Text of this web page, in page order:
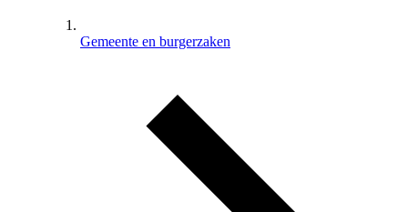
Gemeente en burgerzaken